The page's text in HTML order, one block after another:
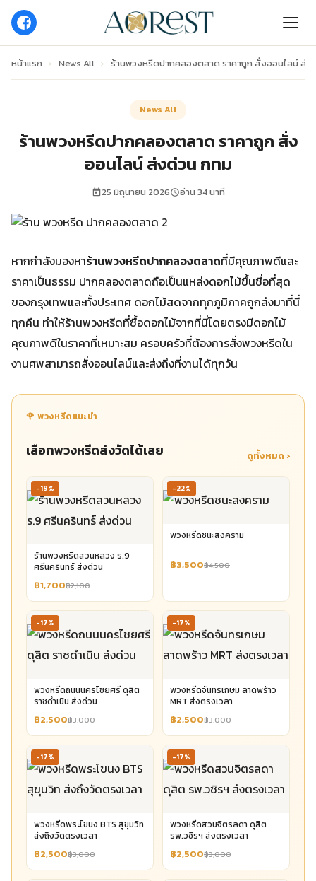
หน้าแรก › News All › ร้านพวงหรีดปากคลองตลาด ราคาถูก สั่งออนไลน์ ส่
News All
ร้านพวงหรีดปากคลองตลาด ราคาถูก สั่ง
ออนไลน์ ส่งด่วน กทม
25 มิถุนายน 2026 อ่าน 34 นาที
หากกำลังมองหาร้านพวงหรีดปากคลองตลาดที่มีคุณภาพดีและ
ราคาเป็นธรรม ปากคลองตลาดถือเป็นแหล่งดอกไม้ขึ้นชื่อที่สุด
ของกรุงเทพและทั้งประเทศ ดอกไม้สดจากทุกภูมิภาคถูกส่งมาที่นี่
ทุกคืน ทำให้ร้านพวงหรีดที่ซื้อดอกไม้จากที่นี่โดยตรงมีดอกไม้
คุณภาพดีในราคาที่เหมาะสม ครอบครัวที่ต้องการสั่งพวงหรีดใน
งานศพสามารถสั่งออนไลน์และส่งถึงที่งานได้ทุกวัน
🌹 พวงหรีดแนะนำ
เลือกพวงหรีดส่งวัดได้เลย ดูทั้งหมด ›
-19%
ร้านพวงหรีดสวนหลวง ร.9
ศรีนครินทร์ ส่งด่วน
฿1,700฿2,100
-22%
พวงหรีดชนะสงคราม
฿3,500฿4,500
-17%
พวงหรีดถนนนครไชยศรี ดุสิต
ราชดำเนิน ส่งด่วน
฿2,500฿3,000
-17%
พวงหรีดจันทรเกษม ลาดพร้าว
MRT ส่งตรงเวลา
฿2,500฿3,000
-17%
พวงหรีดพระโขนง BTS สุขุมวิท
ส่งถึงวัดตรงเวลา
฿2,500฿3,000
-17%
พวงหรีดสวนจิตรลดา ดุสิต
รพ.วชิรฯ ส่งตรงเวลา
฿2,500฿3,000